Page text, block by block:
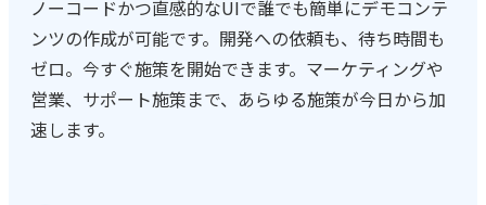
ノーコードかつ直感的なUIで誰でも簡単にデモコンテ
ンツの作成が可能です。開発への依頼も、待ち時間も
ゼロ。今すぐ施策を開始できます。マーケティングや
営業、サポート施策まで、あらゆる施策が今日から加
速します。